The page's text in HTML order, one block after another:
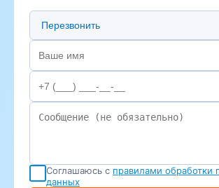
Предпочтительный способ связи
Соглашаюсь с правилами обработки
данных